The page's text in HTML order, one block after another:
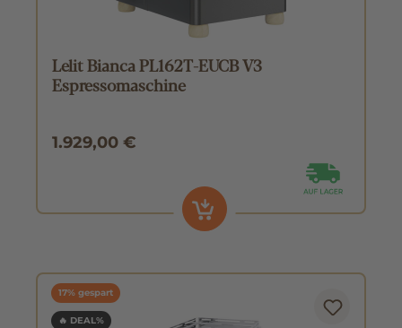
Lelit Bianca PL162T-EUCB V3
Espressomaschine
1.929,00 €
17% gespart
🔥 DEAL%